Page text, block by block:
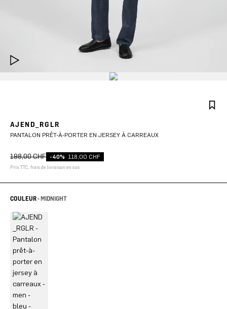
AJEND_RGLR
PANTALON PRÊT-À-PORTER EN JERSEY À CARREAUX
198,00 CHF -40% 118,00 CHF
Prix TTC, frais de livraison en sus
COULEUR -MIDNIGHT